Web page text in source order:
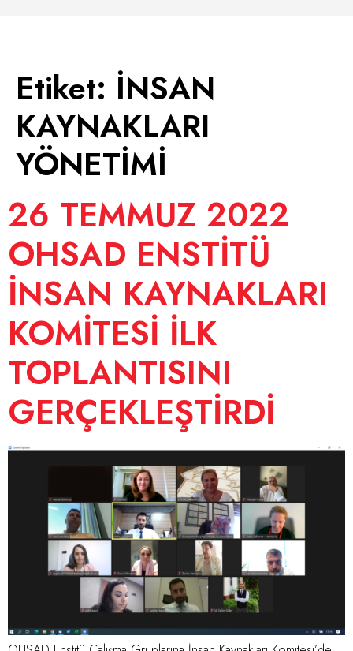
Etiket: İNSAN
KAYNAKLARI
YÖNETİMİ
26 TEMMUZ 2022
OHSAD ENSTİTÜ
İNSAN KAYNAKLARI
KOMİTESİ İLK
TOPLANTISINI
GERÇEKLEŞTİRDİ